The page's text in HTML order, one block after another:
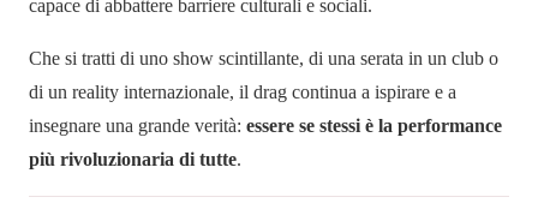
capace di abbattere barriere culturali e sociali.
Che si tratti di uno show scintillante, di una serata in un club o
di un reality internazionale, il drag continua a ispirare e a
insegnare una grande verità: essere se stessi è la performance
più rivoluzionaria di tutte.